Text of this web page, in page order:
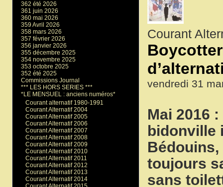
Courant
vendredi 31
Mai 2016
bidonville
toujours
sans
362 été 2026
361 juin 2026
360 mai 2026
359 Avril 2026
358 mars 2026
357 février 2026
356 janvier 2026
355 décembre 2025
354 novembre 2025
353 octobre 2025
352 été 2025
Commissions Journal
*** LES HORS SERIES ***
*LE MENSUEL : anciens numéros*
Courant alternatif 1980-1991
Courant Alternatif 2004
Courant Alternatif 2005
Courant Alternatif 2006
Courant Alternatif 2007
Courant Alternatif 2008
Courant Alternatif 2009
Courant Alternatif 2010
Courant Alternatif 2011
Courant Alternatif 2012
Courant Alternatif 2013
Courant Alternatif 2014